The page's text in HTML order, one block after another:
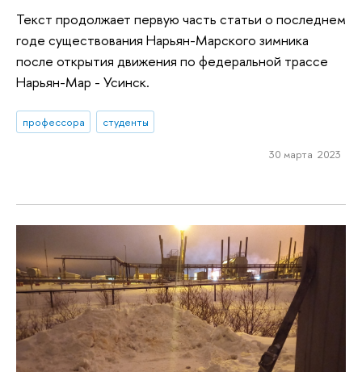
Текст продолжает первую часть статьи о последнем
годе существования Нарьян-Марского зимника
после открытия движения по федеральной трассе
Нарьян-Мар - Усинск.
профессора студенты
30 марта 2023